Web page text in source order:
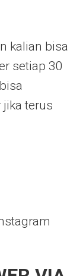
kalian bisa
setiap 30
terus